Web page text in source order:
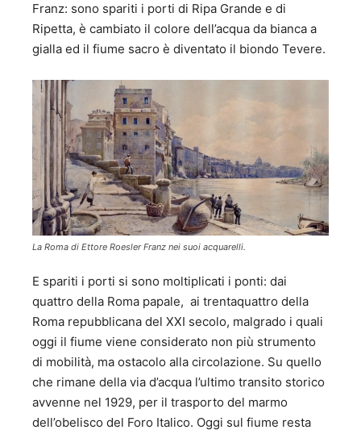
Franz: sono spariti i porti di Ripa Grande e di
Ripetta, è cambiato il colore dell’acqua da bianca a
gialla ed il fiume sacro è diventato il biondo Tevere.
La Roma di Ettore Roesler Franz nei suoi acquarelli.
E spariti i porti si sono moltiplicati i ponti: dai
quattro della Roma papale, ai trentaquattro della
Roma repubblicana del XXI secolo, malgrado i quali
oggi il fiume viene considerato non più strumento
di mobilità, ma ostacolo alla circolazione. Su quello
che rimane della via d’acqua l’ultimo transito storico
avvenne nel 1929, per il trasporto del marmo
dell’obelisco del Foro Italico. Oggi sul fiume resta